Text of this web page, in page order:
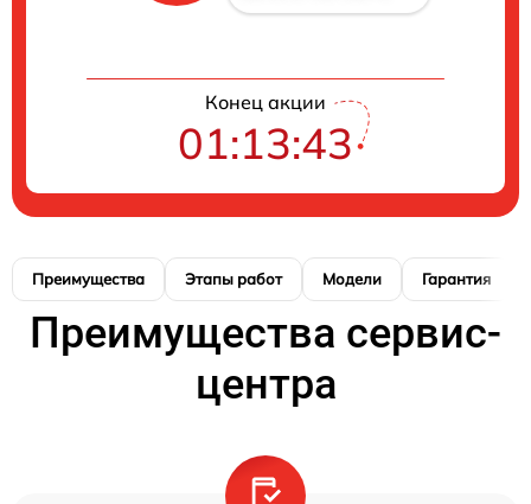
Конец акции
01:13:42
Преимущества Этапы работ Модели Гарантия
Преимущества сервис-
центра